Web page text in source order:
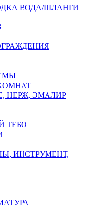
ВОДА/ШЛАНГИ
НЕРЖ, ЭМАЛИР
ТЕБО
ИНСТРУМЕНТ,